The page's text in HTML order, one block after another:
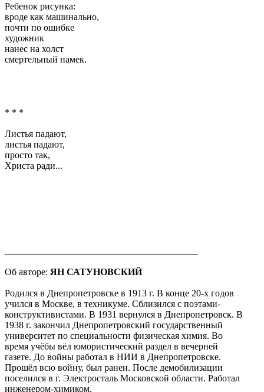
Ребенок рисунка:
вроде как машинально,
почти по ошибке
художник
нанес на холст
смертельный намек.
* * *
Листья падают,
листья падают,
просто так,
Христа ради...
Об авторе: ЯН САТУНОВСКИЙ
Родился в Днепропетровске в 1913 г. В конце 20-х годов
учился в Москве, в техникуме. Сблизился с поэтами-
конструктивистами. В 1931 вернулся в Днепропетровск. В
1938 г. закончил Днепропетровский государственный
университет по специальности физическая химия. Во
время учёбы вёл юмористический раздел в вечерней
газете. До войны работал в НИИ в Днепропетровске.
Прошёл всю войну, был ранен. После демобилизации
поселился в г. Электросталь Московской области. Работал
инженером-химиком.